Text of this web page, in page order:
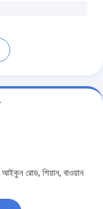
আইকুন রোড, শিয়ান, বাওয়ান